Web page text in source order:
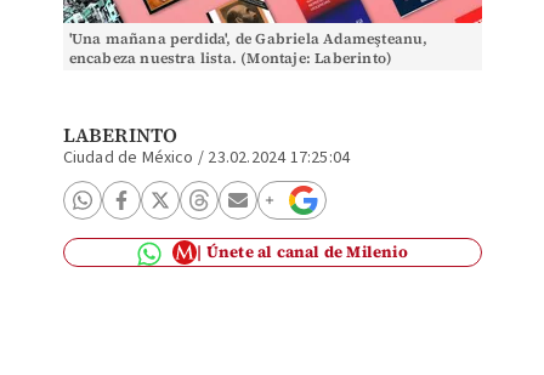
'Una mañana perdida', de Gabriela Adameşteanu,
encabeza nuestra lista. (Montaje: Laberinto)
LABERINTO
Ciudad de México / 23.02.2024 17:25:04
Únete al canal de Milenio